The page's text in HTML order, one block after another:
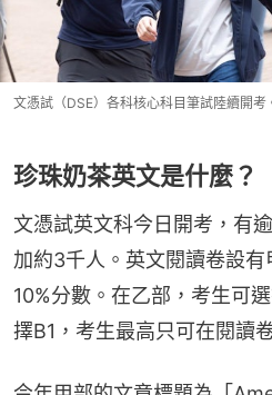
文憑試（DSE）各科核心科目筆試陸續開考
珍珠奶茶英文是什麼？
文憑試英文科今日開考，有
加約3千人。英文閱讀卷設
10%分數。在乙部，考生可
擇B1，考生最高只可在閱讀